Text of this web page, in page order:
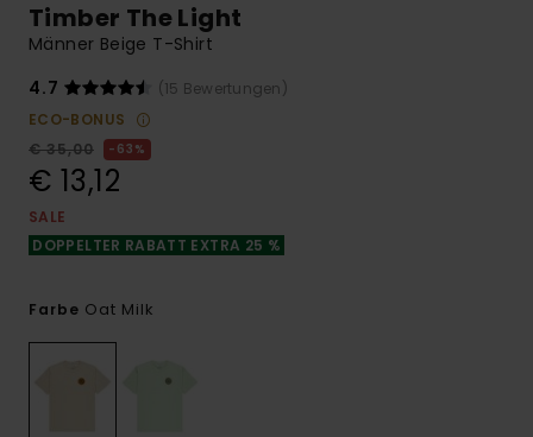
Timber The Light
Männer Beige T-Shirt
4.7
(15 Bewertungen)
ECO-BONUS
€ 35,00
63%
€ 13,12
SALE
DOPPELTER RABATT EXTRA 25 %
Farbe Oat Milk